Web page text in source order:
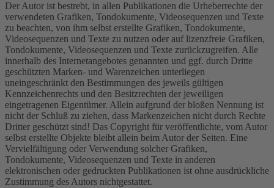
Der Autor ist bestrebt, in allen Publikationen die Urheberrechte der
verwendeten Grafiken, Tondokumente, Videosequenzen und Texte
zu beachten, von ihm selbst erstellte Grafiken, Tondokumente,
Videosequenzen und Texte zu nutzen oder auf lizenzfreie Grafiken,
Tondokumente, Videosequenzen und Texte zurückzugreifen. Alle
innerhalb des Internetangebotes genannten und ggf. durch Dritte
geschützten Marken- und Warenzeichen unterliegen
uneingeschränkt den Bestimmungen des jeweils gültigen
Kennzeichenrechts und den Besitzrechten der jeweiligen
eingetragenen Eigentümer. Allein aufgrund der bloßen Nennung ist
nicht der Schluß zu ziehen, dass Markenzeichen nicht durch Rechte
Dritter geschützt sind! Das Copyright für veröffentlichte, vom Autor
selbst erstellte Objekte bleibt allein beim Autor der Seiten. Eine
Vervielfältigung oder Verwendung solcher Grafiken,
Tondokumente, Videosequenzen und Texte in anderen
elektronischen oder gedruckten Publikationen ist ohne ausdrückliche
Zustimmung des Autors nichtgestattet.